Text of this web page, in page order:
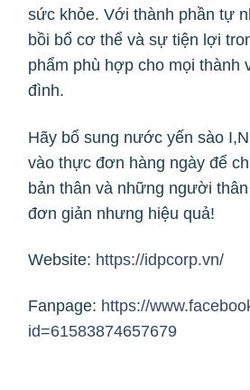
sức khỏe. Với thành phần tự
bồi bổ cơ thể và sự tiện lợi
phẩm phù hợp cho mọi thành
đình.
Hãy bổ sung nước yến sào
vào thực đơn hàng ngày để
bản thân và những người
đơn giản nhưng hiệu quả!
Website: https://idpcorp.vn/
Fanpage: https://
id=61583874657679